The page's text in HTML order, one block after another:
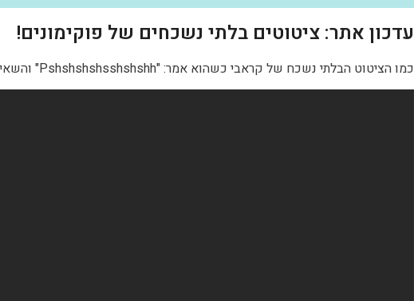
עדכון אתר: ציטוטים בלתי נשכחים של פוקימונים!
כמו הציטוט הבלתי נשכח של קראבי כשהוא אמר: "Pshshshshsshshshh" והשאיר את כולנו בתדהמה מוחלטת!